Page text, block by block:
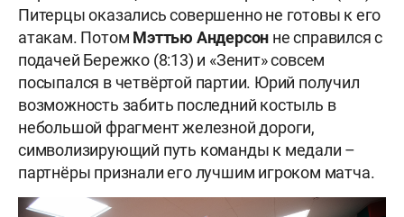
Питерцы оказались совершенно не готовы к его
атакам. Потом Мэттью Андерсон не справился с
подачей Бережко (8:13) и «Зенит» совсем
посыпался в четвёртой партии. Юрий получил
возможность забить последний костыль в
небольшой фрагмент железной дороги,
символизирующий путь команды к медали –
партнёры признали его лучшим игроком матча.